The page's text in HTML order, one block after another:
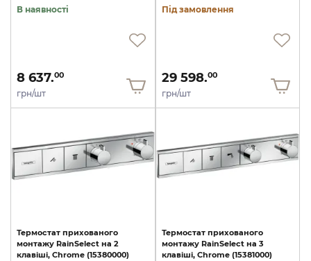
В наявності
8 637.00
грн/шт
Під замовлення
29 598.00
грн/шт
Термостат прихованого
монтажу RainSelect на 2
клавіші, Chrome (15380000)
Термостат прихованого
монтажу RainSelect на 3
клавіші, Chrome (15381000)